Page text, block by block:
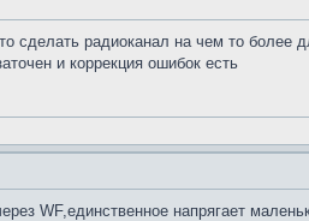
сделать радиоканал на чем то более
и коррекция ошибок есть
WF,единственное напрягает